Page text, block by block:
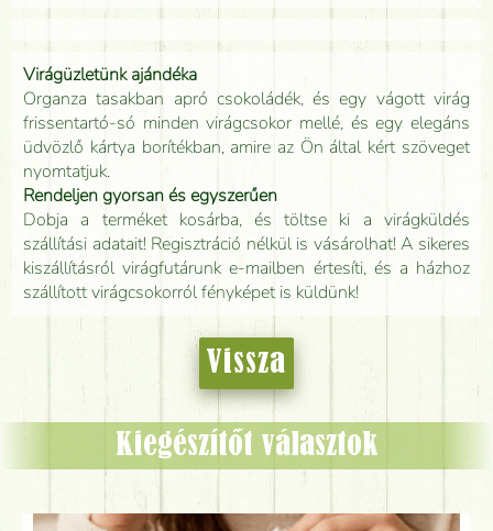
Virágüzletünk ajándéka
Organza tasakban apró csokoládék, és egy vágott virág
frissentartó-só minden virágcsokor mellé, és egy elegáns
üdvözlő kártya borítékban, amire az Ön által kért szöveget
nyomtatjuk.
Rendeljen gyorsan és egyszerűen
Dobja a terméket kosárba, és töltse ki a virágküldés
szállítási adatait! Regisztráció nélkül is vásárolhat! A sikeres
kiszállításról virágfutárunk e-mailben értesíti, és a házhoz
szállított virágcsokorról fényképet is küldünk!
Vissza
Kiegészítőt választok